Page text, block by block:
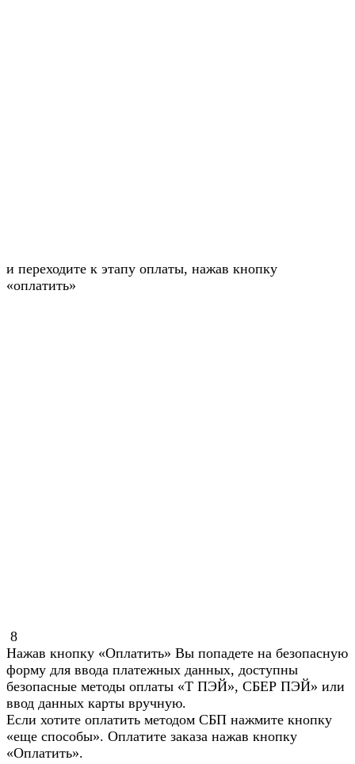
и переходите к этапу оплаты, нажав кнопку
«оплатить»
8
Нажав кнопку «Оплатить» Вы попадете на безопасную
форму для ввода платежных данных, доступны
безопасные методы оплаты «Т ПЭЙ», СБЕР ПЭЙ» или
ввод данных карты вручную.
Если хотите оплатить методом СБП нажмите кнопку
«еще способы». Оплатите заказа нажав кнопку
«Оплатить».